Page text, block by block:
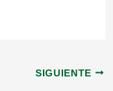
SIGUIENTE